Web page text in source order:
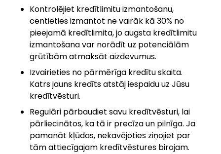
Kontrolējiet kredītlimitu izmantošanu,
centieties izmantot ne vairāk kā 30% no
pieejamā kredītlimita, jo augsta kredītlimitu
izmantošana var norādīt uz potenciālām
grūtībām atmaksāt aizdevumus.
Izvairieties no pārmērīga kredītu skaita.
Katrs jauns kredīts atstāj iespaidu uz Jūsu
kredītvēsturi.
Regulāri pārbaudiet savu kredītvēsturi, lai
pārliecinātos, ka tā ir precīza un pilnīga. Ja
pamanāt kļūdas, nekavējoties ziņojiet par
tām attiecīgajam kredītvēstures birojam.